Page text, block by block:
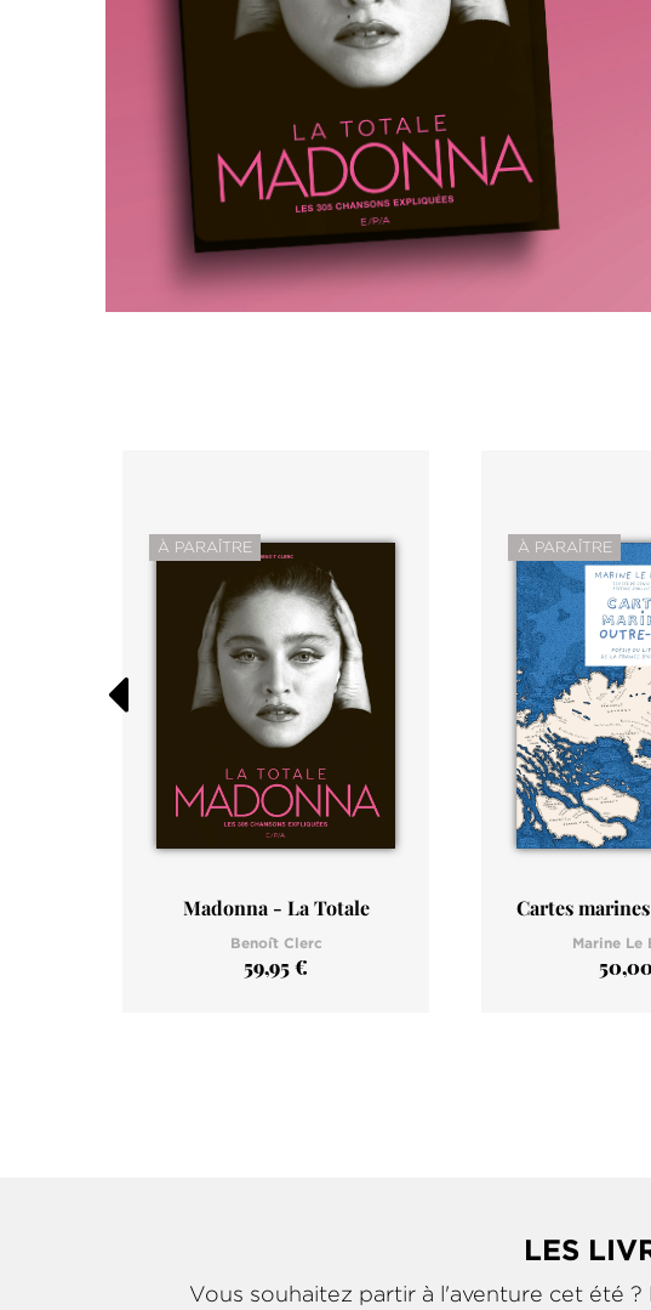
À PARAÎTRE
Madonna - La Totale
Benoît Clerc
59,95 €
À PARAÎTRE
Cartes
Marine Le
LES
Vous souhaitez partir à l'aventure cet été